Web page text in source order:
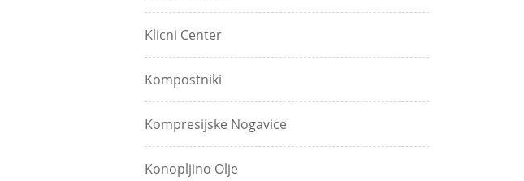
Klicni Center
Kompostniki
Kompresijske Nogavice
Konopljino Olje